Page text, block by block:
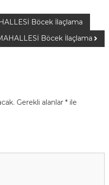
Böcek İlaçlama
Böcek İlaçlama
Gerekli alanlar *ile